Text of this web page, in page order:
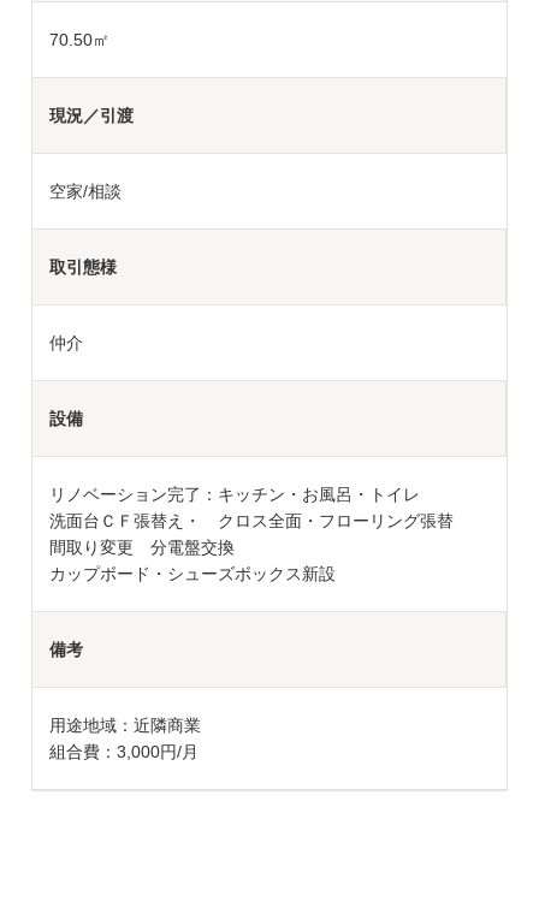
70.50㎡
現況／引渡
空家/相談
取引態様
仲介
設備
リノベーション完了：キッチン・お風呂・トイレ
洗面台ＣＦ張替え・ クロス全面・フローリング張替
間取り変更 分電盤交換
カップボード・シューズボックス新設
備考
用途地域：近隣商業
組合費：3,000円/月